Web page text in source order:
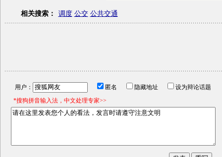
相关搜索： 调度 公交 公共交通
用户： 匿名 隐藏地址
设为辩论话题
*搜狗拼音输入法，中文处理专家>>